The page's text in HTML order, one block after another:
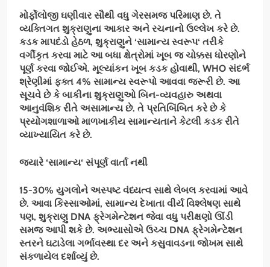
મોર્ફોલોજી ઘણીવાર સૌથી વધુ ગેરસમજ પરિમાણ છે. તે
વ્યક્તિગત શુક્રાણુના આકાર અને રચનાનો ઉલ્લેખ કરે છે.
કડક માપદંડો હેઠળ, શુક્રાણુને ‘સામાન્ય સ્વરૂપ‘ તરીકે
વર્ગીકૃત કરવા માટે આ બધા ક્ષેત્રોમાં ખૂબ જ ચોક્કસ ધોરણોને
પૂર્ણ કરવા જોઈએ. મૂલ્યાંકન ખૂબ કડક હોવાથી, WHO સંદર્ભ
શ્રેણીમાં ફક્ત 4% સામાન્ય સ્વરૂપો આવવા જરૂરી છે. આ
સૂચવે છે કે બાકીના શુક્રાણુઓ બિન-વ્યવહારુ અથવા
આનુવંશિક રીતે અસામાન્ય છે. તે પ્રતિબિંબિત કરે છે કે
પ્રયોગશાળાઓ માળખાકીય સામાન્યતાને કેટલી કડક રીતે
વ્યાખ્યાયિત કરે છે.
જ્યારે‘સામાન્ય‘ સંપૂર્ણ વાર્તા નથી
15-30% યુગલોને અસ્પષ્ટ વંધ્યત્વ સાથે લેબલ કરવામાં આવે
છે. આવા કિસ્સાઓમાં, સામાન્ય દેખાતા વીર્ય વિશ્લેષણ સાથે
પણ, શુક્રાણુ DNA ફ્રેગમેન્ટેશન જેવા વધુ પરીક્ષણો ઊંડી
સમજ આપી શકે છે. અભ્યાસોએ ઉચ્ચ DNA ફ્રેગમેન્ટેશન
સ્તરને ઘટાડેલા ગર્ભાવસ્થા દર અને કસુવાવડના જોખમ સાથે
સંકળાયેલ દર્શાવ્યું છે.